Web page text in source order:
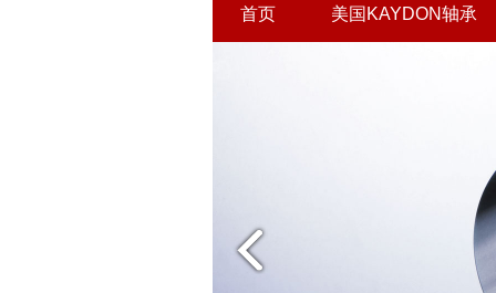
首页 美国KAYDON轴承